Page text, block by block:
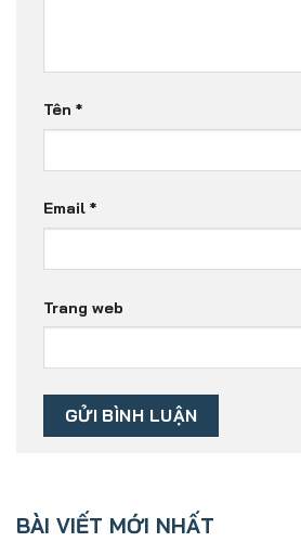
Tên *
Email *
Trang web
BÀI VIẾT MỚI NHẤT